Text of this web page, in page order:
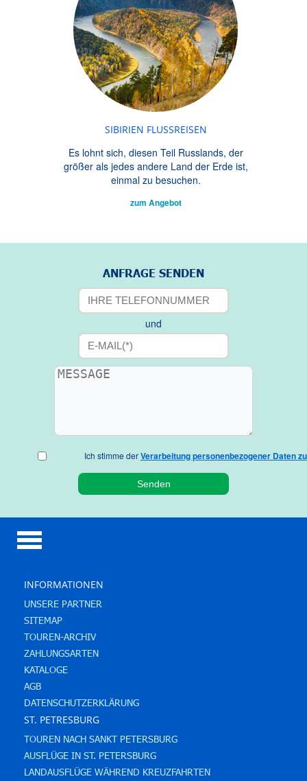
SIBIRIEN FLUSSREISEN
Es lohnt sich, diesen Teil Russlands, der
größer als jedes andere Land der Erde ist,
einmal zu besuchen.
zum Angebot
ANFRAGE SENDEN
und
Ich stimme derVerarbeitung personenbezogener Daten zu
INFORMATIONEN
UNSERE PARTNER
SITEMAP
TOUREN-ARCHIV
ZAHLUNGSARTEN
KATALOGE
AGB
DATENSCHUTZERKLÄRUNG
ST. PETRESBURG
TOUREN NACH SANKT PETERSBURG
AUSFLÜGE IN ST. PETERSBURG
LANDAUSFLÜGE WÄHREND KREUZFAHRTEN